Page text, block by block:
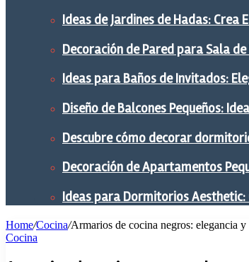
Ideas de Jardines de Hadas: Crea
Decoración de Pared para Sala
Ideas para Baños de Invitados:
Diseño de Balcones Pequeños:
Descubre cómo decorar
Decoración de Apartamentos
Ideas para Dormitorios Aesthetic:
Home/Cocina/Armarios de cocina negros: elegancia
Cocina